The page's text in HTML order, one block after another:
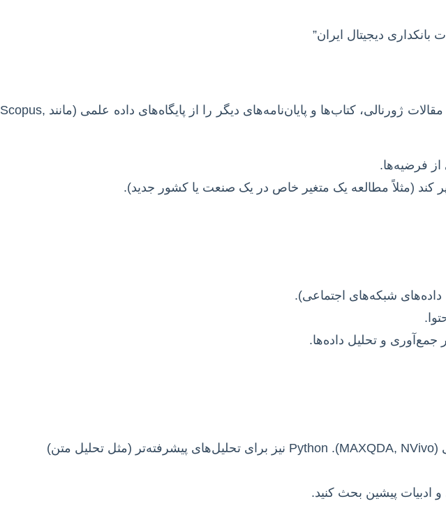
دیجیتال ایران”
این بخش شامل بررسی و تحلیل پژوهش‌های پیشین مرتبط با موضوع شماست. منابع معتبر مانند مقالات ژورنالی، کتاب‌ها و پایان‌نامه‌های دیگر را از پایگاه‌های داده علمی (مانند Scopus,
کند (مثلاً مطالعه یک متغیر خاص در یک صنعت یا کشور جدید).
داده‌های شبکه‌های اجتماعی).
و تحلیل داده‌ها.
برای داده‌های کمی (SPSS, AMOS, SmartPLS, R)، برای داده‌های کیفی (MAXQDA, NVivo). Python نیز برای تحلیل‌های پیشرفته‌تر (مثل تحلیل متن)
و ادبیات پیشین بحث کنید.